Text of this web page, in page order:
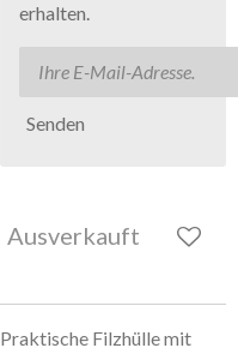
erhalten.
Senden
Ausverkauft
Praktische Filzhülle mit